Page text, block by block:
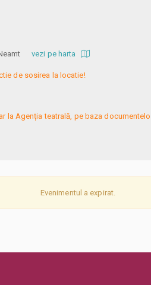
Neamtvezi pe harta
de sosirea la locatie!
la Agenția teatrală, pe baza
Evenimentul a expirat.